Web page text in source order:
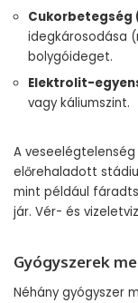
idegkárosodása
bolygóideget.
Elektrolit-
vagy káliumszint.
A
előrehaladott
mint például
jár. Vér- és
Gyógyszerek
Néhány gyógyszer